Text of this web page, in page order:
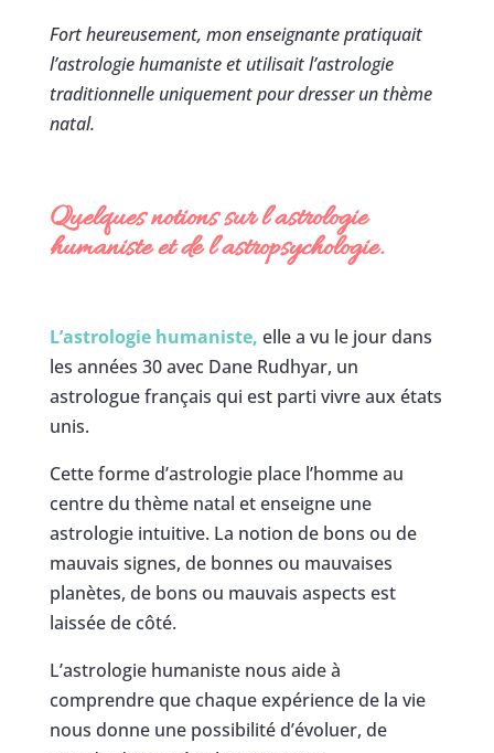
Fort heureusement, mon enseignante pratiquait
l’astrologie humaniste et utilisait l’astrologie
traditionnelle uniquement pour dresser un thème
natal.
Quelques notions sur l’astrologie
humaniste et de l’astropsychologie.
L’astrologie humaniste, elle a vu le jour dans
les années 30 avec Dane Rudhyar, un
astrologue français qui est parti vivre aux états
unis.
Cette forme d’astrologie place l’homme au
centre du thème natal et enseigne une
astrologie intuitive. La notion de bons ou de
mauvais signes, de bonnes ou mauvaises
planètes, de bons ou mauvais aspects est
laissée de côté.
L’astrologie humaniste nous aide à
comprendre que chaque expérience de la vie
nous donne une possibilité d’évoluer, de